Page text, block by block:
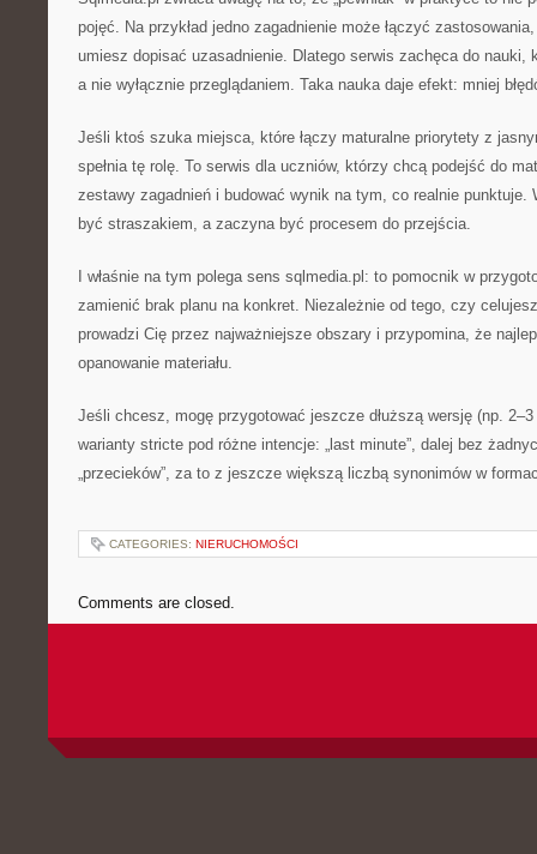
pojęć. Na przykład jedno zagadnienie może łączyć
umiesz dopisać uzasadnienie. Dlatego serwis zachęca do nauki,
a nie wyłącznie przeglądaniem. Taka nauka daje efekt: mniej
Jeśli ktoś szuka miejsca, które łączy maturalne priorytety z
spełnia tę rolę. To serwis dla uczniów, którzy chcą podejść do
zestawy zagadnień i budować wynik na tym, co realnie punktuje.
być straszakiem, a zaczyna być procesem do przejścia.
I właśnie na tym polega sens sqlmedia.pl: to pomocnik w
zamienić brak planu na konkret. Niezależnie od tego, czy
prowadzi Cię przez najważniejsze obszary i przypomina, że
opanowanie materiału.
Jeśli chcesz, mogę przygotować jeszcze dłuższą wersję (np.
warianty stricte pod różne intencje: „last minute”, dalej bez
„przecieków”, za to z jeszcze większą liczbą synonimów w
CATEGORIES: NIERUCHOMOŚCI
Comments are closed.